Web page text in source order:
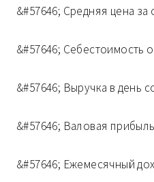
&#57646; Средняя цена за
&#57646; Себестоимость
&#57646; Выручка в день
&#57646; Валовая
&#57646; Ежемесячный